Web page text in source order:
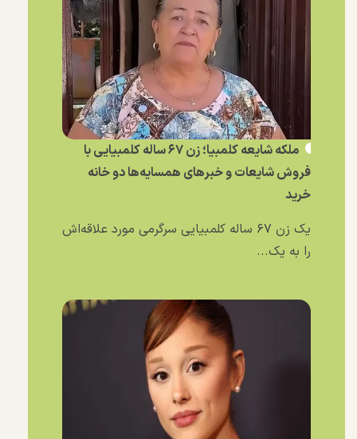
ملکه شایعه کلمبیا؛ زن ۶۷ ساله کلمبیایی با
فروش شایعات و خبر‌های همسایه‌ها دو خانه
خرید
یک زن ۶۷ ساله کلمبیایی سرگرمی مورد علاقه‌اش
را به یک...